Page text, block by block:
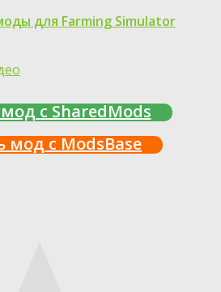
для Farming Simulator
с SharedMods
мод с ModsBase